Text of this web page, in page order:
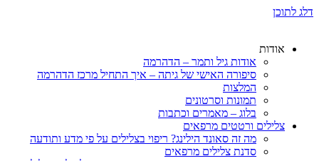
דלג לתוכן
אודות
אודות גיל ותמר – הדהרמה
סיפורה האישי של גיתה – איך התחיל מרכז הדהרמה
המלצות
תמונות וסרטונים
בלוג – מאמרים וכתבות
צלילים ורטטים מרפאים
מה זה סאונד הילינג? ריפוי בצלילים על פי מדע ותודעה
סדנת צלילים מרפאים